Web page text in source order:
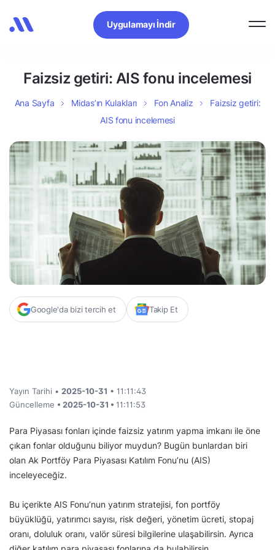
Uygulamayı İndir
Faizsiz getiri: AIS fonu incelemesi
Ana Sayfa Midas’ın Kulakları Fon Analiz
Faizsiz getiri:
AIS fonu incelemesi
Google'da bizi tercih et Takip Et
Yayın Tarihi • 2025-10-31 • 11:11:43
Güncelleme • 2025-10-31 • 11:11:53
Para Piyasası fonları içinde faizsiz yatırım yapma imkanı ile öne
çıkan fonlar olduğunu biliyor muydun? Bugün bunlardan biri
olan Ak Portföy Para Piyasası Katılım Fonu’nu (AIS)
inceleyeceğiz.
Bu içerikte AIS Fonu’nun yatırım stratejisi, fon portföy
büyüklüğü, yatırımcı sayısı, risk değeri, yönetim ücreti, stopaj
oranı, doluluk oranı, valör süresi bilgilerine ulaşabilirsin. Ayrıca